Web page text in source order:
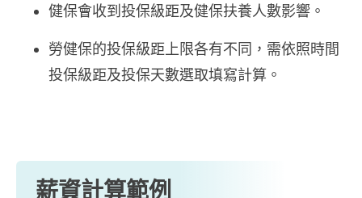
健保會收到投保級距及健保扶養人數影響。
勞健保的投保級距上限各有不同，需依照時間
投保級距及投保天數選取填寫計算。
薪資計算範例